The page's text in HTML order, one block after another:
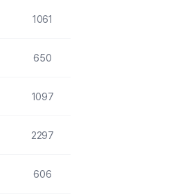
1061
650
1097
2297
606